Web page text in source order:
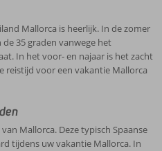
Mallorca is heerlijk. In de zomer
35 graden vanwege het
In het voor- en najaar is het zacht
reistijd voor een vakantie Mallorca
Mallorca. Deze typisch Spaanse
tijdens uw vakantie Mallorca. In